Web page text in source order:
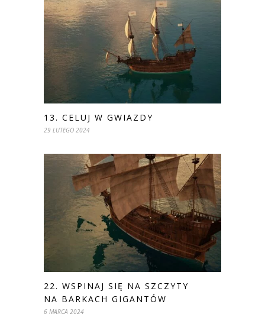
13. CELUJ W GWIAZDY
29 LUTEGO 2024
22. WSPINAJ SIĘ NA SZCZYTY
NA BARKACH GIGANTÓW
6 MARCA 2024